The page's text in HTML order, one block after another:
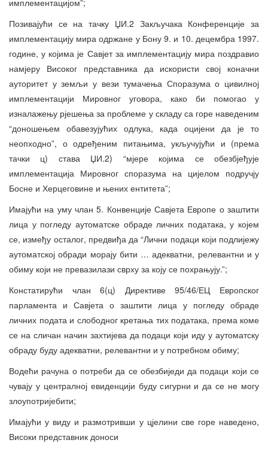
Позивајући се на тачку ЏИ.2 Закључака Конференције за
имплементацију мира одржане у Бону 9. и 10. децембра 1997.
године, у којима је Савјет за имплементацију мира поздравио
намјеру Високог представника да искористи свој коначни
ауторитет у земљи у вези тумачења Споразума о цивилној
имплементацији Мировног уговора, како би помогао у
изналажењу рјешења за проблеме у складу са горе наведеним
“доношењем обавезујућих одлука, када оцијени да је то
неопходно”, о одређеним питањима, укључујући и (према
тачки ц) става ЏИ.2) “мјере којима се обезбјеђује
имплементација Мировног споразума на цијелом подручју
Босне и Херцеговине и њених ентитета”;
Имајући на уму члан 5. Конвенције Савјета Европе о заштити
лица у погледу аутоматске обраде личних података, у којем
се, између осталог, предвиђа да “Лични подаци који подлијежу
аутоматској обради морају бити … адекватни, релевантни и у
обиму који не превазилази сврху за коју се похрањују.”;
Констатирући члан 6(ц) Директиве 95/46/ЕЦ Европског
парламента и Савјета о заштити лица у погледу обраде
личних подата и слободног кретања тих података, према коме
се на сличан начин захтијева да подаци који иду у аутоматску
обраду буду адекватни, релевантни и у потребном обиму;
Водећи рачуна о потреби да се обезбиједи да подаци који се
чувају у централној евиденцији буду сигурни и да се не могу
злоупотријебити;
Имајући у виду и размотривши у цјелини све горе наведено,
Високи представник доноси